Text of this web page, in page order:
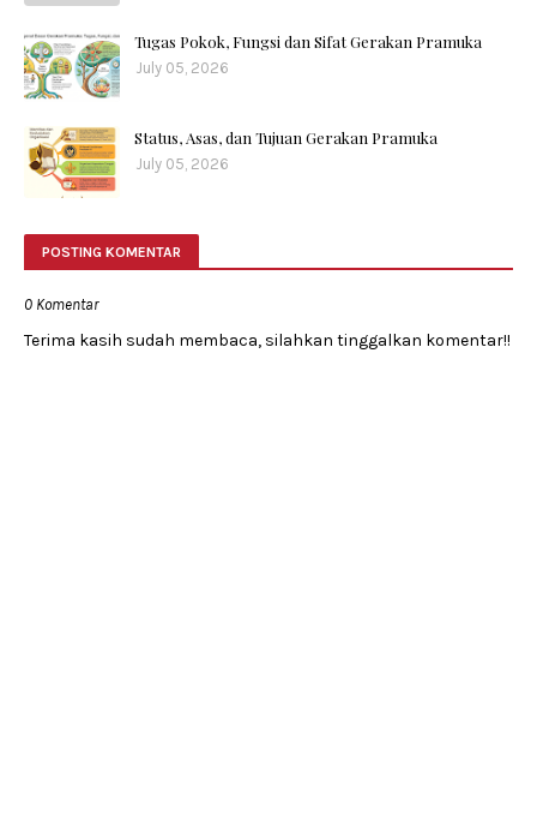
Tugas Pokok, Fungsi dan Sifat Gerakan Pramuka
July 05, 2026
Status, Asas, dan Tujuan Gerakan Pramuka
July 05, 2026
POSTING KOMENTAR
0 Komentar
Terima kasih sudah membaca, silahkan tinggalkan komentar!!